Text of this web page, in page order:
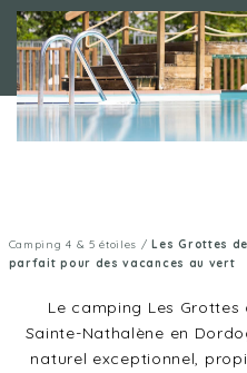
Camping 4 & 5 étoiles /Les Grottes
parfait pour des vacances au vert
Le camping Les
Sainte-Nathalène en
naturel exceptionnel,